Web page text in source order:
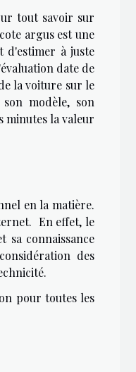
tout savoir sur
argus est une
d'estimer à juste
date de
la voiture sur le
modèle, son
minutes la valeur
en la matière.
En effet, le
sa connaissance
des
pour toutes les